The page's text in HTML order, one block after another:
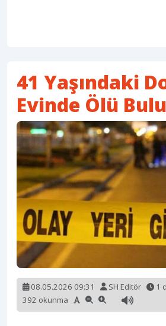
41 Yaşındaki
Evinde Ölü
08.05.2026 09:31 SH Editör
1
392 okunma